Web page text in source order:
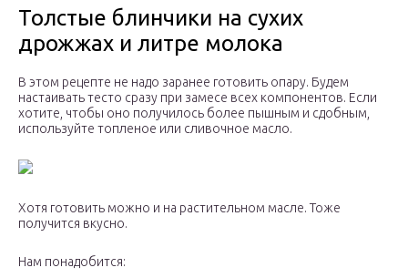
Толстые блинчики на сухих
дрожжах и литре молока
В этом рецепте не надо заранее готовить опару. Будем
настаивать тесто сразу при замесе всех компонентов. Если
хотите, чтобы оно получилось более пышным и сдобным,
используйте топленое или сливочное масло.
Хотя готовить можно и на растительном масле. Тоже
получится вкусно.
Нам понадобится: